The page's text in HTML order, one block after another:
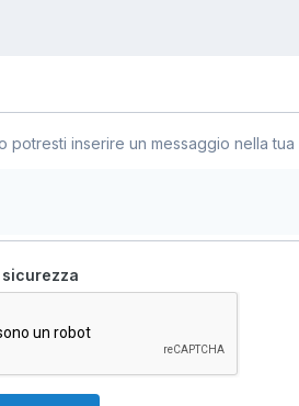
potresti inserire un messaggio nella tua